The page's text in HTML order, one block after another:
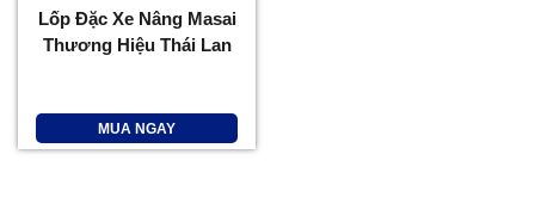
Lốp Đặc Xe Nâng Masai
Thương Hiệu Thái Lan
MUA NGAY